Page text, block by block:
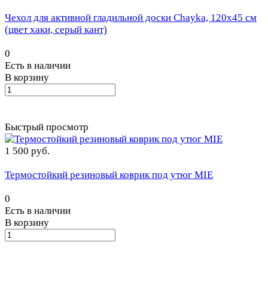
Чехол для активной гладильной доски Chayka, 120х45 см
(цвет хаки, серый кант)
0
Есть в наличии
В корзину
Быстрый просмотр
1 500 руб.
Термостойкий резиновый коврик под утюг MIE
0
Есть в наличии
В корзину